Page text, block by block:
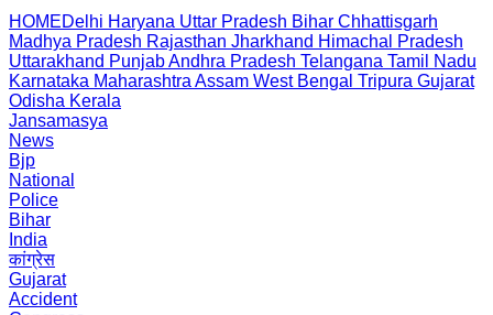
HOMEDelhi Haryana Uttar Pradesh Bihar Chhattisgarh
Madhya Pradesh Rajasthan Jharkhand Himachal Pradesh
Uttarakhand PunjabAndhra Pradesh Telangana Tamil Nadu
Karnataka Maharashtra Assam West Bengal Tripura Gujarat
Odisha Kerala
Jansamasya
News
Bjp
National
Police
Bihar
India
कांग्रेस
Gujarat
Accident